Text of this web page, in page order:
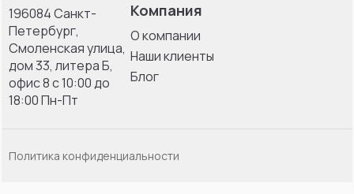
196084 Санкт-
Петербург,
Смоленская улица,
дом 33, литерa Б,
офис 8 с 10:00 до
18:00 Пн-Пт
Компания
О компании
Наши клиенты
Блог
Политика конфиденциальности